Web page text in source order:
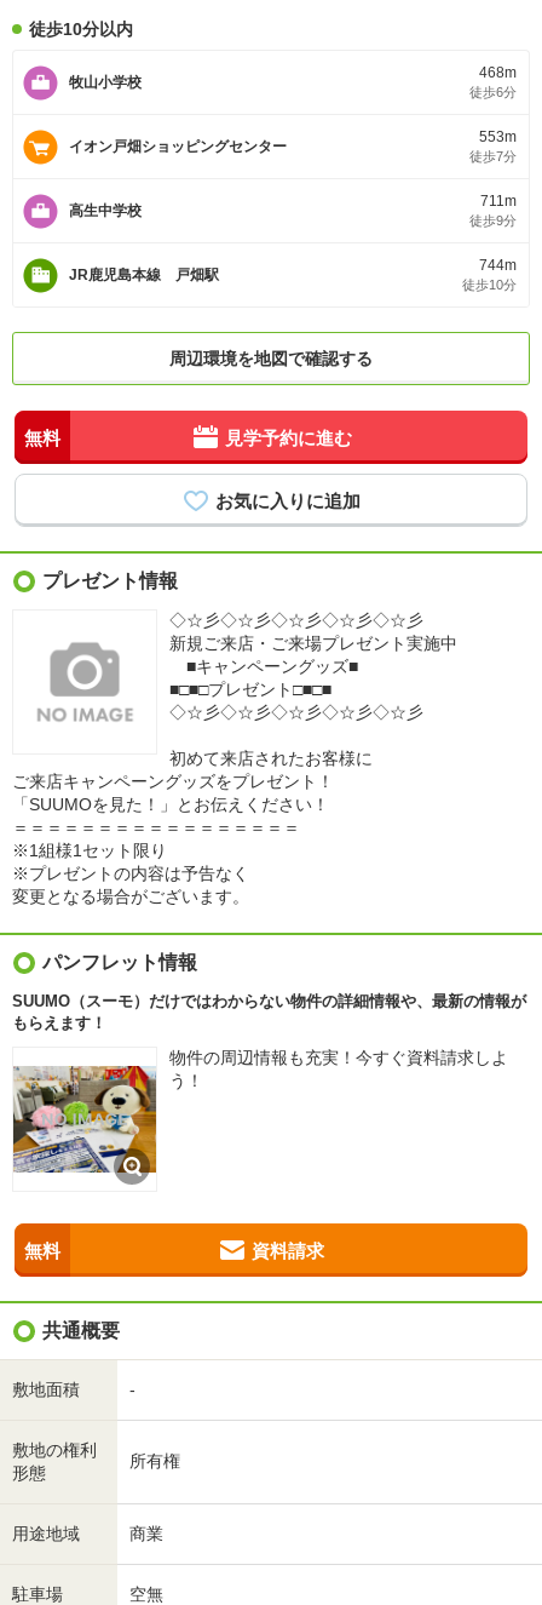
徒歩10分以内
牧山小学校
468m
徒歩6分
イオン戸畑ショッピングセンター
553m
徒歩7分
高生中学校
711m
徒歩9分
JR鹿児島本線 戸畑駅
744m
徒歩10分
周辺環境を地図で確認する
無料 見学予約に進む
プレゼント情報
◇☆彡◇☆彡◇☆彡◇☆彡◇☆彡
新規ご来店・ご来場プレゼント実施中
■キャンペーングッズ■
■□■□プレゼント□■□■
◇☆彡◇☆彡◇☆彡◇☆彡◇☆彡
初めて来店されたお客様に
ご来店キャンペーングッズをプレゼント！
「SUUMOを見た！」とお伝えください！
＝＝＝＝＝＝＝＝＝＝＝＝＝＝＝＝＝
※1組様1セット限り
※プレゼントの内容は予告なく
変更となる場合がございます。
パンフレット情報
SUUMO（スーモ）だけではわからない物件の詳細情報や、最新の情報が
もらえます！
物件の周辺情報も充実！今すぐ資料請求しよ
う！
無料 資料請求
共通概要
敷地面積 -
敷地の権利
形態
所有権
用途地域 商業
駐車場 空無